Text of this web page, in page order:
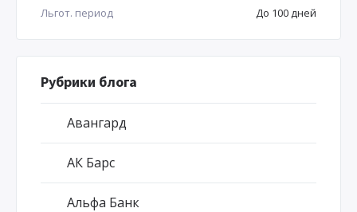
Льгот. период
До 100 дней
Рубрики блога
Авангард
АК Барс
Альфа Банк